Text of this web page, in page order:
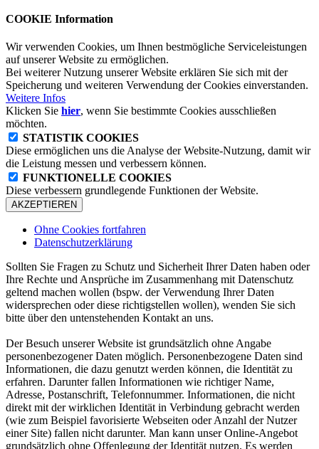
COOKIE Information
Wir verwenden Cookies, um Ihnen bestmögliche Serviceleistungen
auf unserer Website zu ermöglichen.
Bei weiterer Nutzung unserer Website erklären Sie sich mit der
Speicherung und weiteren Verwendung der Cookies einverstanden.
Weitere Infos
Klicken Sie hier, wenn Sie bestimmte Cookies ausschließen
möchten.
STATISTIK COOKIES
Diese ermöglichen uns die Analyse der Website-Nutzung, damit wir
die Leistung messen und verbessern können.
FUNKTIONELLE COOKIES
Diese verbessern grundlegende Funktionen der Website.
AKZEPTIEREN
Ohne Cookies fortfahren
Datenschutzerklärung
Sollten Sie Fragen zu Schutz und Sicherheit Ihrer Daten haben oder
Ihre Rechte und Ansprüche im Zusammenhang mit Datenschutz
geltend machen wollen (bspw. der Verwendung Ihrer Daten
widersprechen oder diese richtigstellen wollen), wenden Sie sich
bitte über den untenstehenden Kontakt an uns.
Der Besuch unserer Website ist grundsätzlich ohne Angabe
personenbezogener Daten möglich. Personenbezogene Daten sind
Informationen, die dazu genutzt werden können, die Identität zu
erfahren. Darunter fallen Informationen wie richtiger Name,
Adresse, Postanschrift, Telefonnummer. Informationen, die nicht
direkt mit der wirklichen Identität in Verbindung gebracht werden
(wie zum Beispiel favorisierte Webseiten oder Anzahl der Nutzer
einer Site) fallen nicht darunter. Man kann unser Online-Angebot
grundsätzlich ohne Offenlegung der Identität nutzen. Es werden